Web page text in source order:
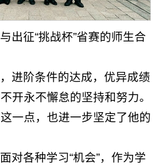
出征“挑战杯”省赛的师生合
进阶条件的达成，优异成绩
开永不懈怠的坚持和努力。
一点，也进一步坚定了他的
对各种学习“机会”，作为学